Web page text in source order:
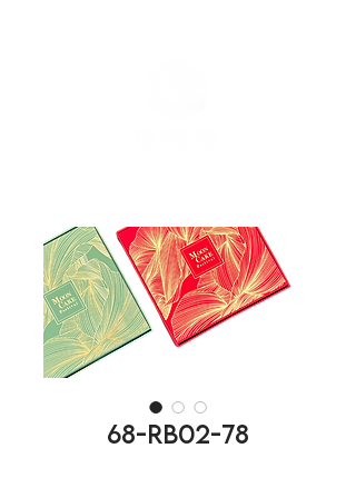
68-RB02-78